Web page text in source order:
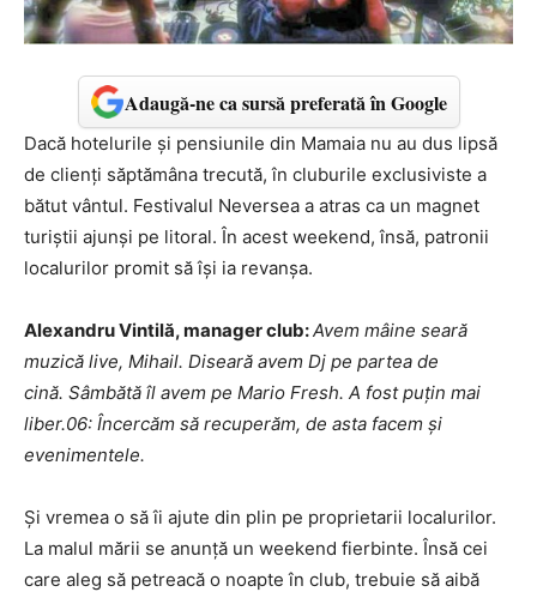
Adaugă-ne ca sursă preferată în Google
Dacă hotelurile şi pensiunile din Mamaia nu au dus lipsă
de clienţi săptămâna trecută, în cluburile exclusiviste a
bătut vântul. Festivalul Neversea a atras ca un magnet
turiştii ajunşi pe litoral. În acest weekend, însă, patronii
localurilor promit să îşi ia revanşa.
Alexandru Vintilă, manager club:Avem mâine seară
muzică live, Mihail. Diseară avem Dj pe partea de
cină. Sâmbătă îl avem pe Mario Fresh. A fost puţin mai
liber.06: Încercăm să recuperăm, de asta facem şi
evenimentele.
Şi vremea o să îi ajute din plin pe proprietarii localurilor.
La malul mării se anunţă un weekend fierbinte. Însă cei
care aleg să petreacă o noapte în club, trebuie să aibă